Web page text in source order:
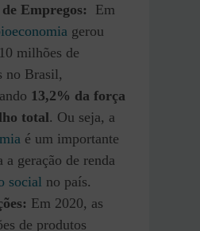
Empregos:
Em
gerou
milhões de
no Brasil,
13,2% da força
total. Ou seja, a
é um importante
a geração de renda
social no país.
Em 2020, as
de produtos